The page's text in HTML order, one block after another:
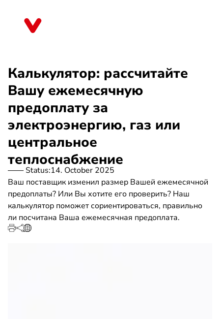
Калькулятор: рассчитайте
Вашу ежемесячную
предоплату за
электроэнергию, газ или
центральное
теплоснабжение
Status:14. October 2025
Ваш поставщик изменил размер Вашей ежемесячной
предоплаты? Или Вы хотите его проверить? Наш
калькулятор поможет сориентироваться, правильно
ли посчитана Ваша ежемесячная предоплата.